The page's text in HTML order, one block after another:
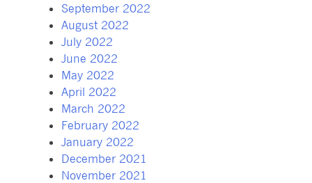
September 2022
August 2022
July 2022
June 2022
May 2022
April 2022
March 2022
February 2022
January 2022
December 2021
November 2021